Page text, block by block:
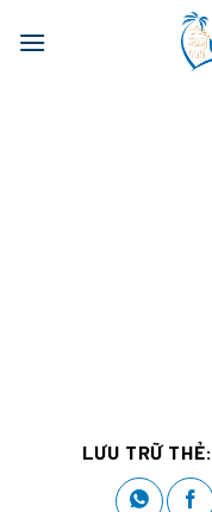
qua
LƯU TRỮ THẺ: